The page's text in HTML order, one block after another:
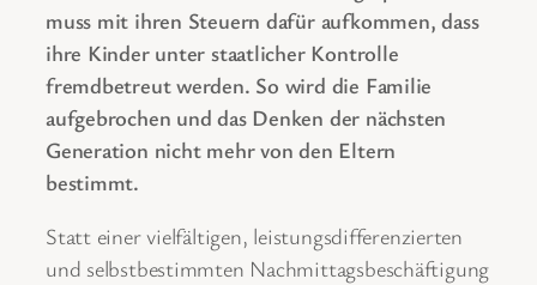
muss mit ihren Steuern dafür aufkommen, dass
ihre Kinder unter staatlicher Kontrolle
fremdbetreut werden. So wird die Familie
aufgebrochen und das Denken der nächsten
Generation nicht mehr von den Eltern
bestimmt.
Statt einer vielfältigen, leistungsdifferenzierten
und selbstbestimmten Nachmittagsbeschäftigung